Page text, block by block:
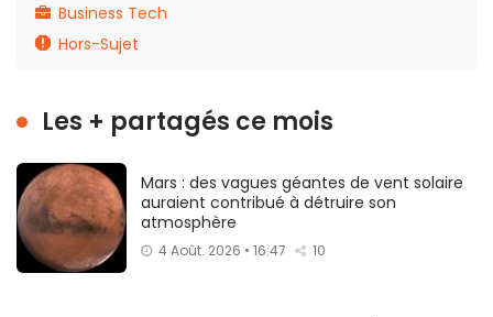
Business Tech
Hors-Sujet
Les + partagés ce mois
Mars : des vagues géantes de vent solaire
auraient contribué à détruire son
atmosphère
4 Août. 2026 • 16:47 10